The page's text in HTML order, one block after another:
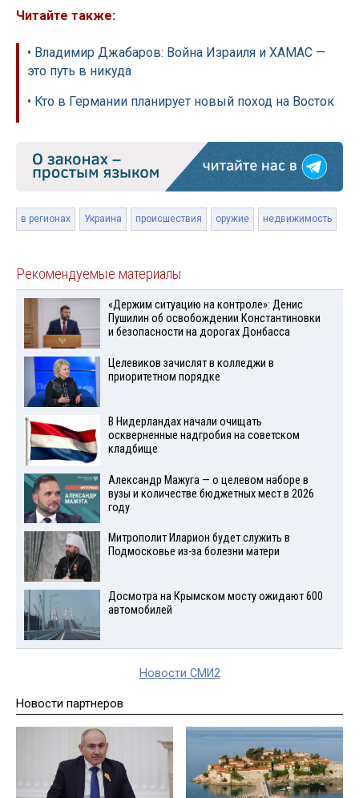
Читайте также:
• Владимир Джабаров: Война Израиля и ХАМАС —
это путь в никуда
• Кто в Германии планирует новый поход на Восток
в регионах Украина происшествия оружие недвижимость
Рекомендуемые материалы
«Держим ситуацию на контроле»: Денис
Пушилин об освобождении Константиновки
и безопасности на дорогах Донбасса
Целевиков зачислят в колледжи в
приоритетном порядке
В Нидерландах начали очищать
оскверненные надгробия на советском
кладбище
Александр Мажуга — о целевом наборе в
вузы и количестве бюджетных мест в 2026
году
Митрополит Иларион будет служить в
Подмосковье из-за болезни матери
Досмотра на Крымском мосту ожидают 600
автомобилей
Новости СМИ2
Новости партнеров